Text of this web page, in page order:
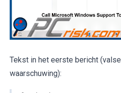
Tekst in het eerste bericht
waarschuwing):